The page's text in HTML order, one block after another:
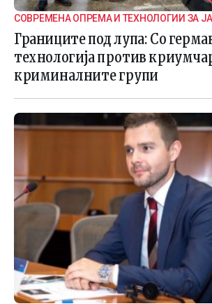
СОВРЕМЕНА ОПРЕМА И ТЕХНОЛОГИИ ЗА
ГРАНИЧНАТА БЕЗБЕДНОСТ
Границите под лупа: Со
технологија против
криминалните групи